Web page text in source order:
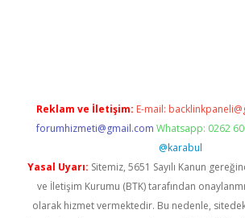
Reklam ve İletişim: E-mail:
forumhizmeti@gmail.com Whatsapp: 0262
@karabul
Yasal Uyarı: Sitemiz, 5651 Sayılı Kanun
ve İletişim Kurumu (BTK) tarafından
olarak hizmet vermektedir. Bu nedenle,